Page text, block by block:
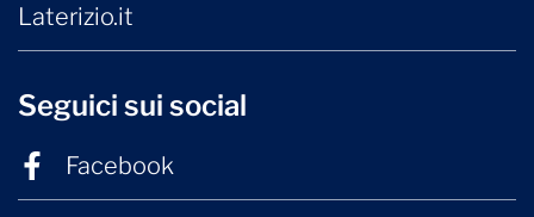
Laterizio.it
Seguici sui social
Facebook